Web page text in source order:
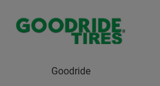
Goodride